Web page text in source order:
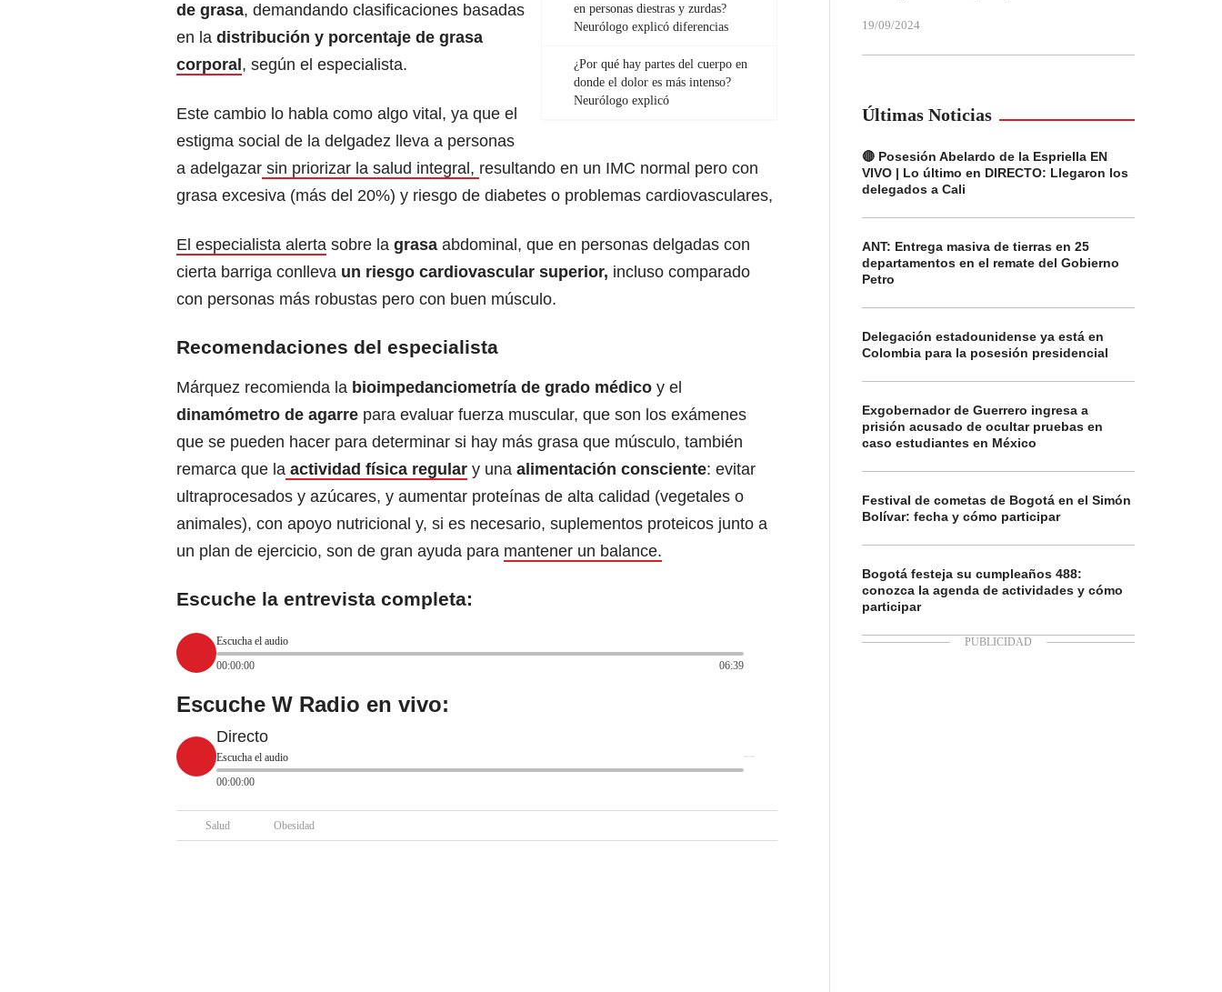
en personas diestras y zurdas?
Neurólogo explicó diferencias
¿Por qué hay partes del cuerpo en
donde el dolor es más intenso?
Neurólogo explicó
de grasa, demandando clasificaciones basadas
en la distribución y porcentaje de grasa
corporal , según el especialista.
Este cambio lo habla como algo vital, ya que el
estigma social de la delgadez lleva a personas
a adelgazar sin priorizar la salud integral, resultando en un IMC normal pero con
grasa excesiva (más del 20%) y riesgo de diabetes o problemas cardiovasculares,
El especialista alerta sobre la grasa abdominal, que en personas delgadas con
cierta barriga conlleva un riesgo cardiovascular superior, incluso comparado
con personas más robustas pero con buen músculo.
Recomendaciones del especialista
Márquez recomienda la bioimpedanciometría de grado médico y el
dinamómetro de agarre para evaluar fuerza muscular, que son los exámenes
que se pueden hacer para determinar si hay más grasa que músculo, también
remarca que la actividad física regular y una alimentación consciente: evitar
ultraprocesados y azúcares, y aumentar proteínas de alta calidad (vegetales o
animales), con apoyo nutricional y, si es necesario, suplementos proteicos junto a
un plan de ejercicio, son de gran ayuda para mantener un balance.
Escuche la entrevista completa:
Escucha el audio
00:00:00
06:39
Escuche W Radio en vivo:
Directo
Escucha el audio
00:00:00
Salud Obesidad
19/09/2024
Últimas Noticias
🔴 Posesión Abelardo de la Espriella EN
VIVO | Lo último en DIRECTO: Llegaron los
delegados a Cali
ANT: Entrega masiva de tierras en 25
departamentos en el remate del Gobierno
Petro
Delegación estadounidense ya está en
Colombia para la posesión presidencial
Exgobernador de Guerrero ingresa a
prisión acusado de ocultar pruebas en
caso estudiantes en México
Festival de cometas de Bogotá en el Simón
Bolívar: fecha y cómo participar
Bogotá festeja su cumpleaños 488:
conozca la agenda de actividades y cómo
participar